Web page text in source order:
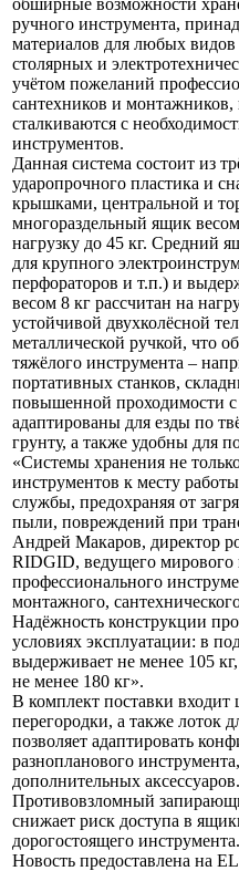
обширные возможности
ручного инструмента,
материалов для любых видов
столярных и
учётом пожеланий
сантехников и
сталкиваются с
инструментов.
Данная система состоит из
ударопрочного пластика и
крышками, центральной и
многораздельный ящик
нагрузку до 45 кг. Средний
для крупного
перфораторов и т.п.) и
весом 8 кг рассчитан на
устойчивой двухколёсной
металлической ручкой, что
тяжёлого инструмента –
портативных станков,
повышенной проходимости
адаптированы для езды по
грунту, а также удобны для
«Системы хранения не
инструментов к месту
службы, предохраняя от
пыли, повреждений при
Андрей Макаров, директор
RIDGID, ведущего мирового
профессионального
монтажного,
Надёжность конструкции
условиях эксплуатации: в
выдерживает не менее 105
не менее 180 кг».
В комплект поставки входит
перегородки, а также лоток
позволяет адаптировать
разнопланового
дополнительных аксессуаров.
Противовзломный
снижает риск доступа в
дорогостоящего инструмента.
Новость предоставлена на